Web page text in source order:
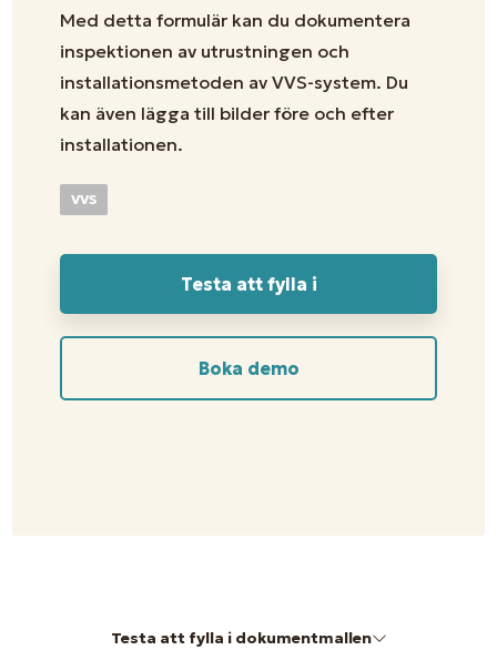
Med detta formulär kan du dokumentera
inspektionen av utrustningen och
installationsmetoden av VVS-system. Du
kan även lägga till bilder före och efter
installationen.
VVS
Testa att fylla i
Boka demo
Testa att fylla i dokumentmallen